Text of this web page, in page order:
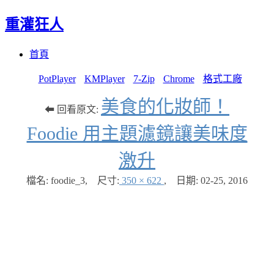
重灌狂人
首頁
PotPlayer KMPlayer 7-Zip Chrome 格式工廠
⬅ 回看原文: 美食的化妝師！
Foodie 用主題濾鏡讓美味度
激升
檔名: foodie_3, 尺寸: 350 × 622 , 日期: 02-25, 2016